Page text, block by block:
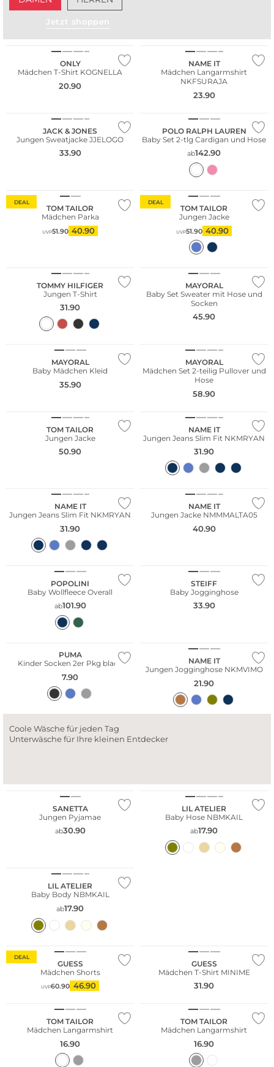
Jetzt shoppen
ONLY
Mädchen T-Shirt KOGNELLA
20.90
NAME IT
Mädchen Langarmshirt
NKFSURAJA
23.90
JACK & JONES
Jungen Sweatjacke JJELOGO
33.90
POLO RALPH LAUREN
Baby Set 2-tlg Cardigan und Hose
ab142.90
DEAL
TOM TAILOR
Mädchen Parka
UVP51.90 40.90
DEAL
TOM TAILOR
Jungen Jacke
UVP51.90 40.90
TOMMY HILFIGER
Jungen T-Shirt
31.90
MAYORAL
Baby Set Sweater mit Hose und
Socken
45.90
MAYORAL
Baby Mädchen Kleid
35.90
MAYORAL
Mädchen Set 2-teilig Pullover und
Hose
58.90
TOM TAILOR
Jungen Jacke
50.90
NAME IT
Jungen Jeans Slim Fit NKMRYAN
31.90
NAME IT
Jungen Jeans Slim Fit NKMRYAN
31.90
NAME IT
Jungen Jacke NMMMALTA05
40.90
Nachhaltig
POPOLINI
Baby Wollfleece Overall
ab101.90
STEIFF
Baby Jogginghose
33.90
PUMA
Kinder Socken 2er Pkg black
7.90
NAME IT
Jungen Jogginghose NKMVIMO
21.90
Coole Wäsche für jeden Tag
Unterwäsche für Ihre kleinen Entdecker
SANETTA
Jungen Pyjamae
ab30.90
LIL ATELIER
Baby Hose NBMKAIL
ab17.90
LIL ATELIER
Baby Body NBMKAIL
ab17.90
DEAL
Nachhaltig
GUESS
Mädchen Shorts
UVP60.90 46.90
GUESS
Mädchen T-Shirt MINIME
31.90
TOM TAILOR
Mädchen Langarmshirt
16.90
TOM TAILOR
Mädchen Langarmshirt
16.90